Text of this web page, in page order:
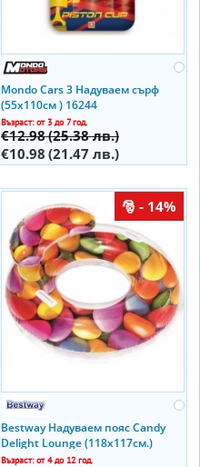
Mondo Cars 3 Надуваем сърф
(55x110см ) 16244
Възраст: от 3 до 7 год.
€12.98(25.38 лв.)
€10.98 (21.47 лв.)
- 14%
Bestway Надуваем пояс Candy
Delight Lounge (118x117см.)
43186
Възраст: от 4 до 12 год.